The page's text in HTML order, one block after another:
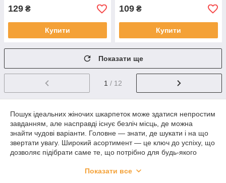
129 ₴
Купити
109 ₴
Купити
Показати ще
1 / 12
Пошук ідеальних жіночих шкарпеток може здатися непростим
завданням, але насправді існує безліч місць, де можна
знайти чудові варіанти. Головне — знати, де шукати і на що
звертати увагу. Широкий асортимент — це ключ до успіху, що
дозволяє підібрати саме те, що потрібно для будь-якого
Сучасний ринок пропонує величезну різноманітність жіночих
Показати все